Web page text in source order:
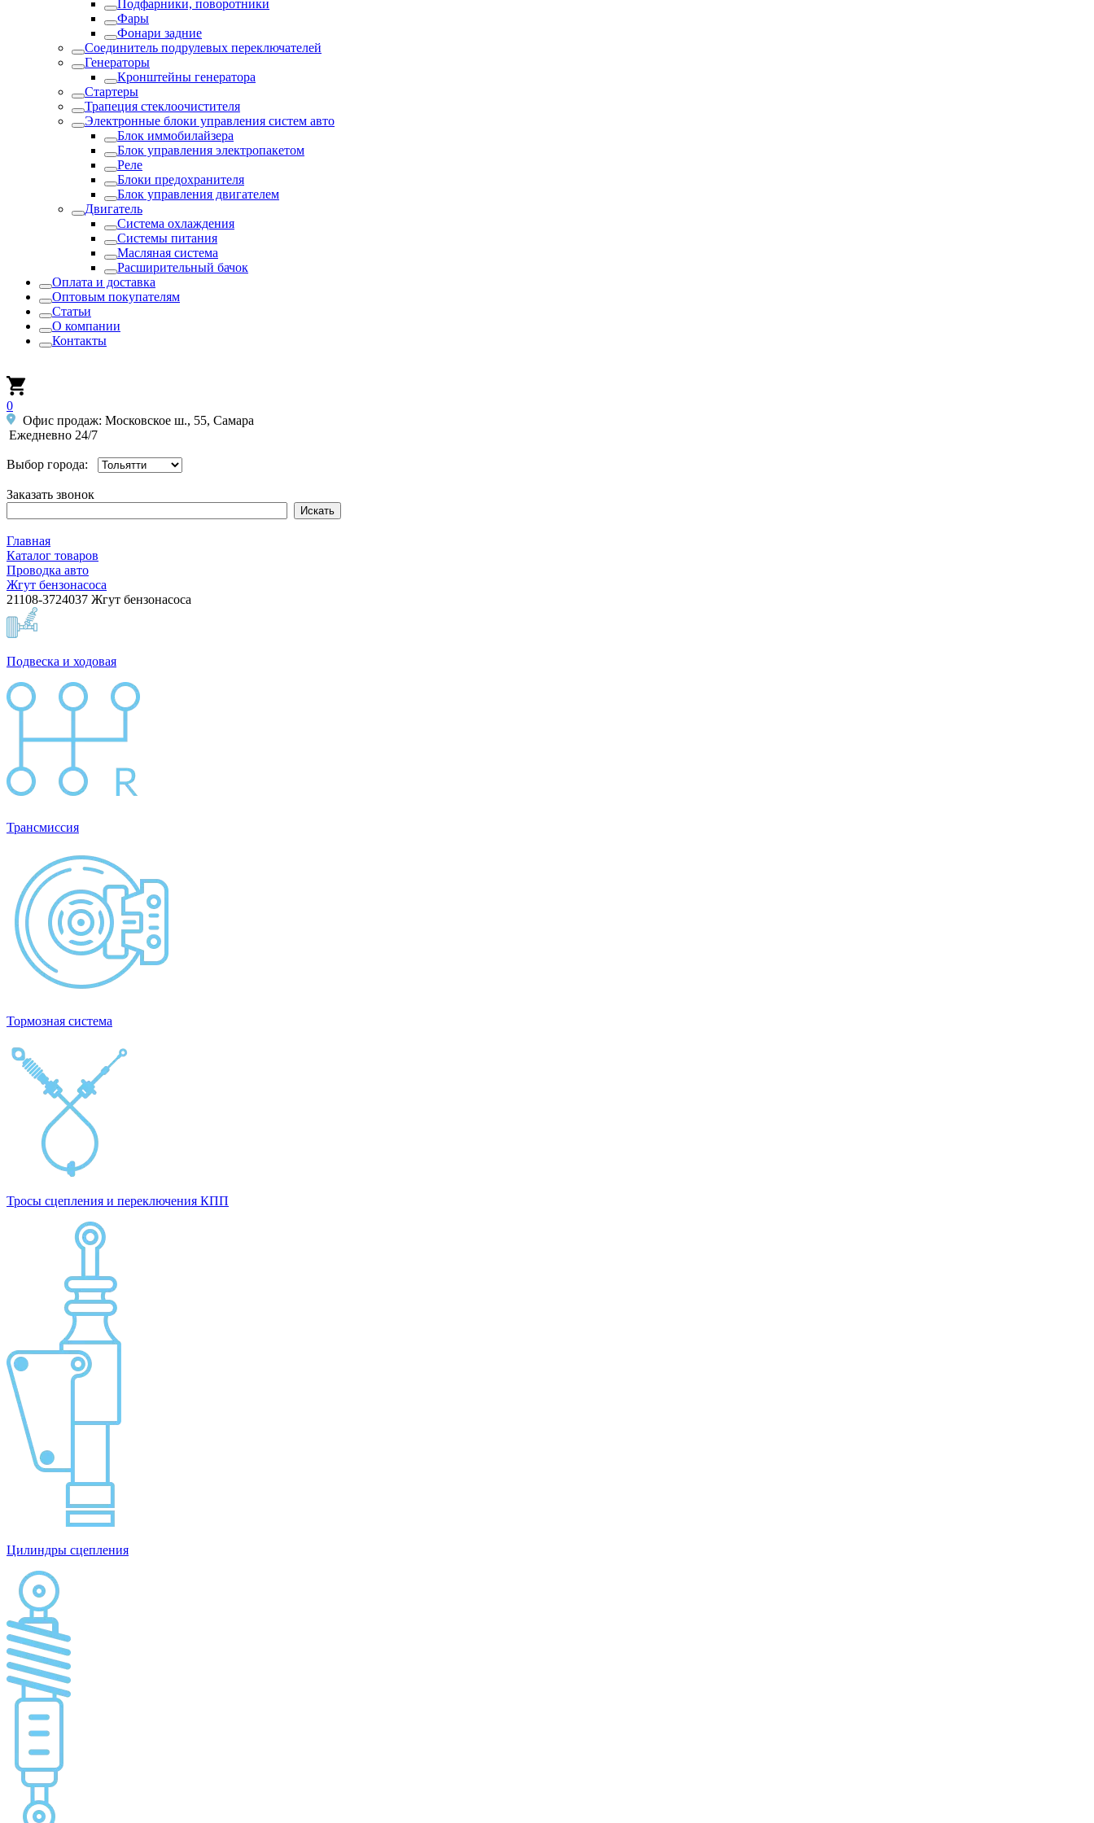
Подфарники, поворотники
Фары
Фонари задние
Соединитель подрулевых переключателей
Генераторы
Кронштейны генератора
Стартеры
Трапеция стеклоочистителя
Электронные блоки управления систем авто
Блок иммобилайзера
Блок управления электропакетом
Реле
Блоки предохранителя
Блок управления двигателем
Двигатель
Система охлаждения
Системы питания
Масляная система
Расширительный бачок
Оплата и доставка
Оптовым покупателям
Статьи
О компании
Контакты
0
Офис продаж: Московское ш., 55, Самара
Ежедневно 24/7
Выбор города:
Заказать звонок
Главная
Каталог товаров
Проводка авто
Жгут бензонасоса
21108-3724037 Жгут бензонасоса
Подвеска и ходовая
Трансмиссия
Тормозная система
Тросы сцепления и переключения КПП
Цилиндры сцепления